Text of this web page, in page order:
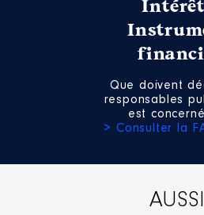
Que doivent
responsables
est
> Consulter la
AUSSI